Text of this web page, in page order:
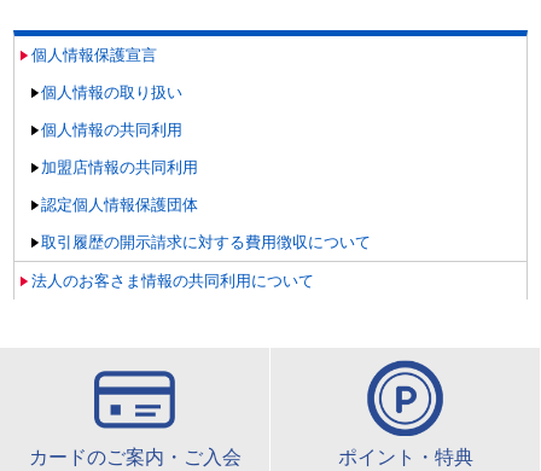
個人情報保護宣言
個人情報の取り扱い
個人情報の共同利用
加盟店情報の共同利用
認定個人情報保護団体
取引履歴の開示請求に対する費用徴収について
法人のお客さま情報の共同利用について
カードのご案内・ご入会 ポイント・特典